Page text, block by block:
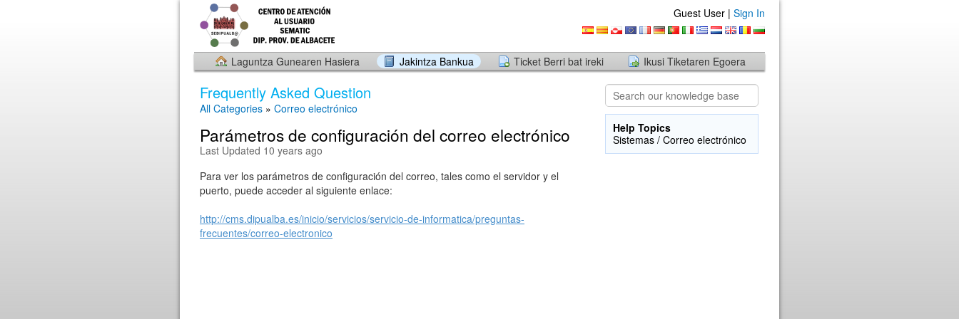
Guest User | Sign In
Laguntza Gunearen Hasiera Jakintza Bankua Ticket Berri bat ireki Ikusi Tiketaren Egoera
Frequently Asked Question
All Categories » Correo electrónico
Parámetros de configuración del correo electrónico
Last Updated 10 years ago
Para ver los parámetros de configuración del correo, tales como el servidor y el
puerto, puede acceder al siguiente enlace:
http://cms.dipualba.es/inicio/servicios/servicio-de-informatica/preguntas-
frecuentes/correo-electronico
Help Topics
Sistemas / Correo electrónico